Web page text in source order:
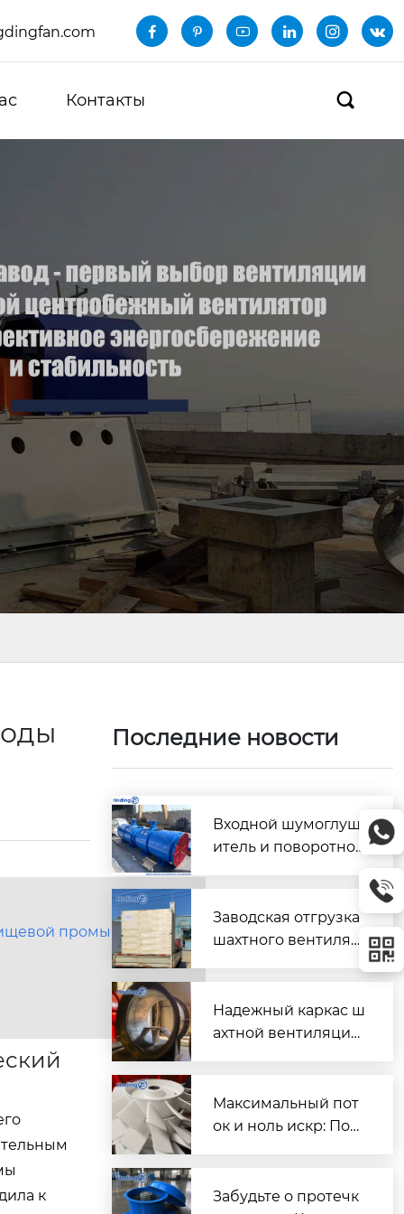
     
Контакты 
промышленности
к
Последние новости
Входной шумоглуш
итель и поворотно-
вентилятора главно
го проветривания
Заводская отгрузка
шахтного вентилят
его объекта в Казах
стане
Надежный каркас ш
ахтной вентиляции:
DK
Максимальный пот
ок и ноль искр: Пош
шахтной вентиляци
Забудьте о протечк